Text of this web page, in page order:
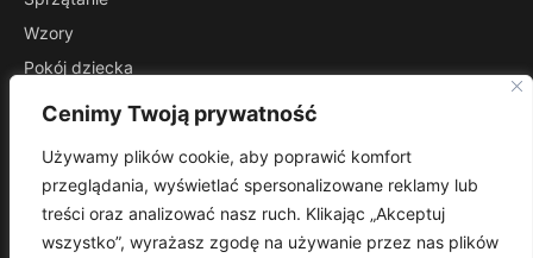
Cenimy Twoją prywatność
Używamy plików cookie, aby poprawić komfort
przeglądania, wyświetlać spersonalizowane reklamy lub
treści oraz analizować nasz ruch. Klikając „Akceptuj
wszystko”, wyrażasz zgodę na używanie przez nas plików
Wzory
Pokój dziecka
Przedpokój
INFORMACJE
Kontakt
Mapa witryny
Polityka prywatności